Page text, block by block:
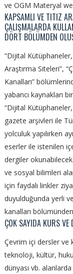
ve OGM Materyal
KAPSAMLI VE TITIZ
ÇALIŞMALARDA
DÖRT BÖLÜMDEN
“Dijital
Araştırma Siteleri”,
Kanalları”
yabancı kaynakları
“Dijital
gazete arşivleri ile
yolculuk yapılırken
eserler ile istenilen
dergiler
ve sosyal bilimleri
için faydalı linkler
duyulduğunda yerli
kanalları
ÇOK SAYIDA KURS VE
Çevrim içi dersler ve
teknoloji, kültür,
dünyası vb.